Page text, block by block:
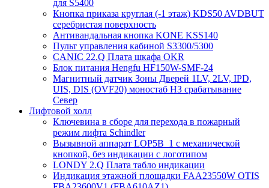
для S5400
Кнопка приказа круглая (-1 этаж) KDS50 AVDBUT
серебристая поверхность
Антивандальная кнопка KONE KSS140
Пульт управления кабиной S3300/5300
CANIC 22.Q Плата шкафа OKR
Блок питания Hengfu HF150W-SMF-24
Магнитный датчик Зоны Дверей 1LV, 2LV, IPD,
UIS, DIS (OVF20) моностаб НЗ срабатывание
Cевер
Лифтовой холл
Ключевина в сборе для перехода в пожарный
режим лифта Schindler
Вызывной аппарат LOP5B_1 с механической
кнопкой, без индикации с логотипом
LONDY 2.Q Плата табло индикации
Индикация этажной площадки FAA23550W OTIS